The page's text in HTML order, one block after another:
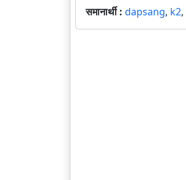
समानार्थी : dapsang, k2,